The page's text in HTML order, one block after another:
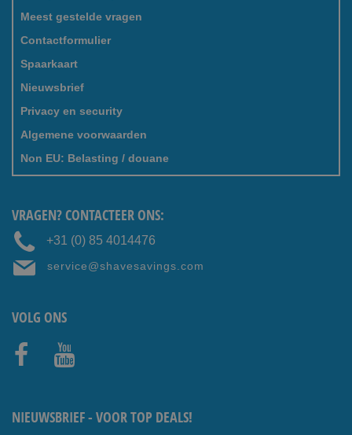
Meest gestelde vragen
Contactformulier
Spaarkaart
Nieuwsbrief
Privacy en security
Algemene voorwaarden
Non EU: Belasting / douane
VRAGEN? CONTACTEER ONS:
+31 (0) 85 4014476
service@shavesavings.com
VOLG ONS
NIEUWSBRIEF - VOOR TOP DEALS!